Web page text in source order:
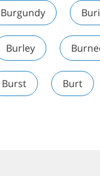
Burgundy
Burley
Burst Burt